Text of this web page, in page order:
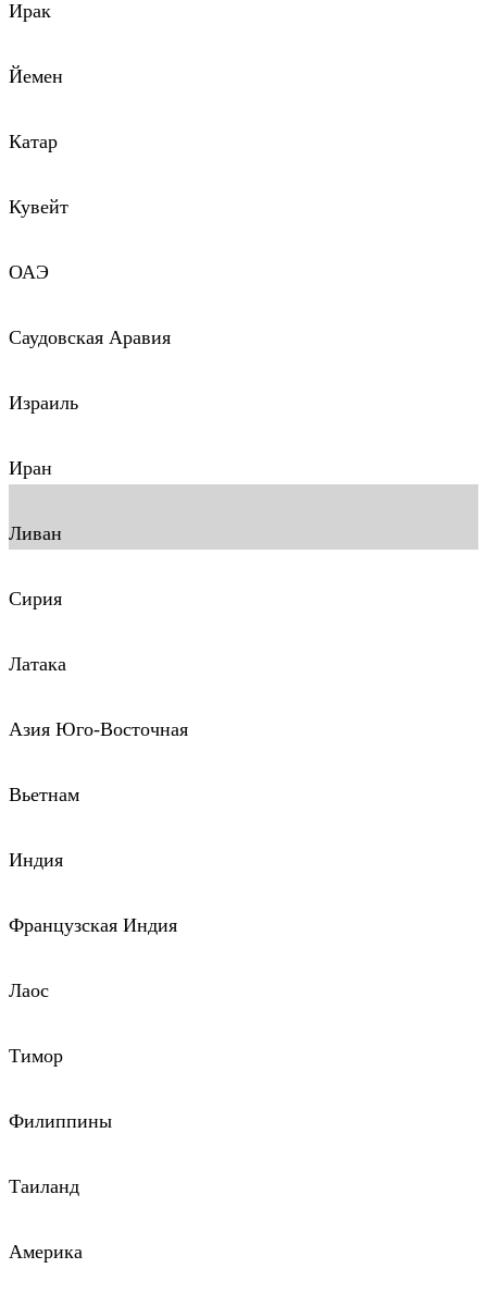
Ирак
Йемен
Катар
Кувейт
ОАЭ
Саудовская Аравия
Израиль
Иран
Ливан
Сирия
Латака
Азия Юго-Восточная
Вьетнам
Индия
Французская Индия
Лаос
Тимор
Филиппины
Таиланд
Америка